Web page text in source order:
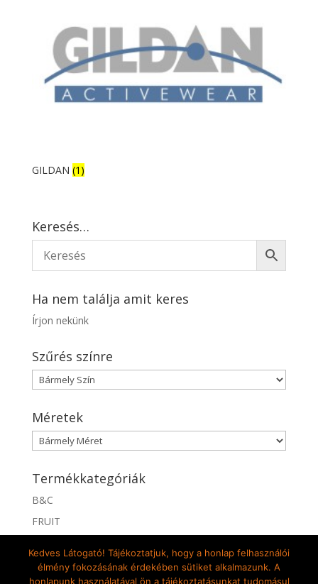
GILDAN (1)
Keresés…
Ha nem találja amit keres
Írjon nekünk
Szűrés színre
Méretek
Termékkategóriák
B&C
FRUIT
Kedves Látogató! Tájékoztatjuk, hogy a honlap felhasználói
élmény fokozásának érdekében sütiket alkalmazunk. A
honlapunk használatával ön a tájékoztatásunkat tudomásul